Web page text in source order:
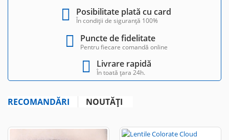
Posibilitate plată cu card
În condiții de siguranță 100%
Puncte de fidelitate
Pentru fiecare comandă online
Livrare rapidă
În toată țara 24h.
RECOMANDĂRI NOUTĂȚI